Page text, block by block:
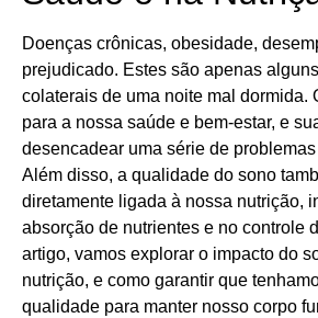
Doenças crônicas, obesidade,
prejudicado. Estes são apenas
colaterais de uma noite mal dormida.
para a nossa saúde e bem-estar, e
desencadear uma série de
Além disso, a qualidade do sono
diretamente ligada à nossa nutrição,
absorção de nutrientes e no controle
artigo, vamos explorar o impacto do
nutrição, e como garantir que
qualidade para manter nosso corpo